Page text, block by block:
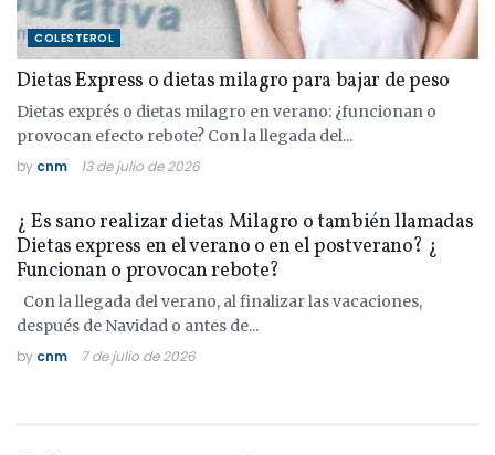
COLESTEROL
Dietas Express o dietas milagro para bajar de peso
Dietas exprés o dietas milagro en verano: ¿funcionan o
provocan efecto rebote? Con la llegada del...
by cnm 13 de julio de 2026
¿ Es sano realizar dietas Milagro o también llamadas
Dietas express en el verano o en el postverano? ¿
Funcionan o provocan rebote?
Con la llegada del verano, al finalizar las vacaciones,
después de Navidad o antes de...
by cnm 7 de julio de 2026